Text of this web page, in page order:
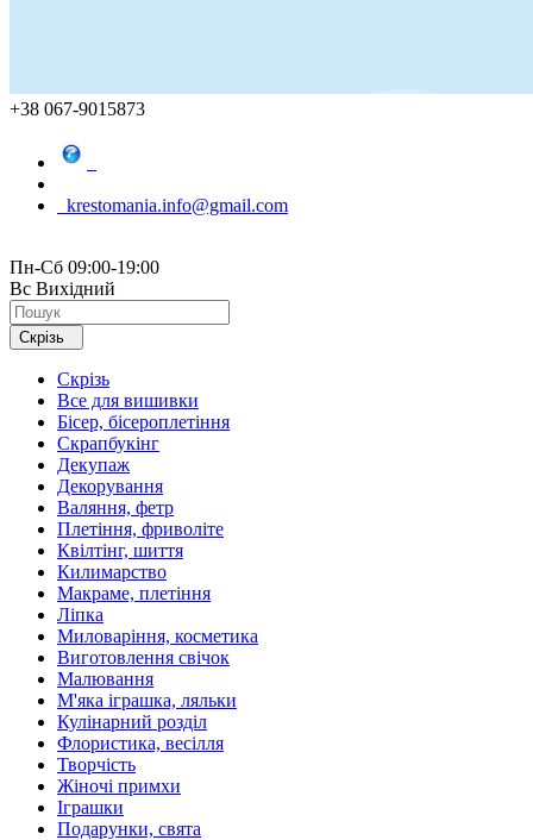
+38 067-9015873
krestomania.info@gmail.com
Пн-Сб 09:00-19:00
Вс Вихідний
Скрізь
Скрізь
Все для вишивки
Бісер, бісероплетіння
Скрапбукінг
Декупаж
Декорування
Валяння, фетр
Плетіння, фриволіте
Квілтінг, шиття
Килимарство
Макраме, плетіння
Ліпка
Миловаріння, косметика
Виготовлення свічок
Малювання
М'яка іграшка, ляльки
Кулінарний розділ
Флористика, весілля
Творчість
Жіночі примхи
Іграшки
Подарунки, свята